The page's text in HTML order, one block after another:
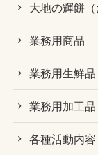
大地の輝餅（
業務用商品
業務用生鮮品
業務用加工品
各種活動内容